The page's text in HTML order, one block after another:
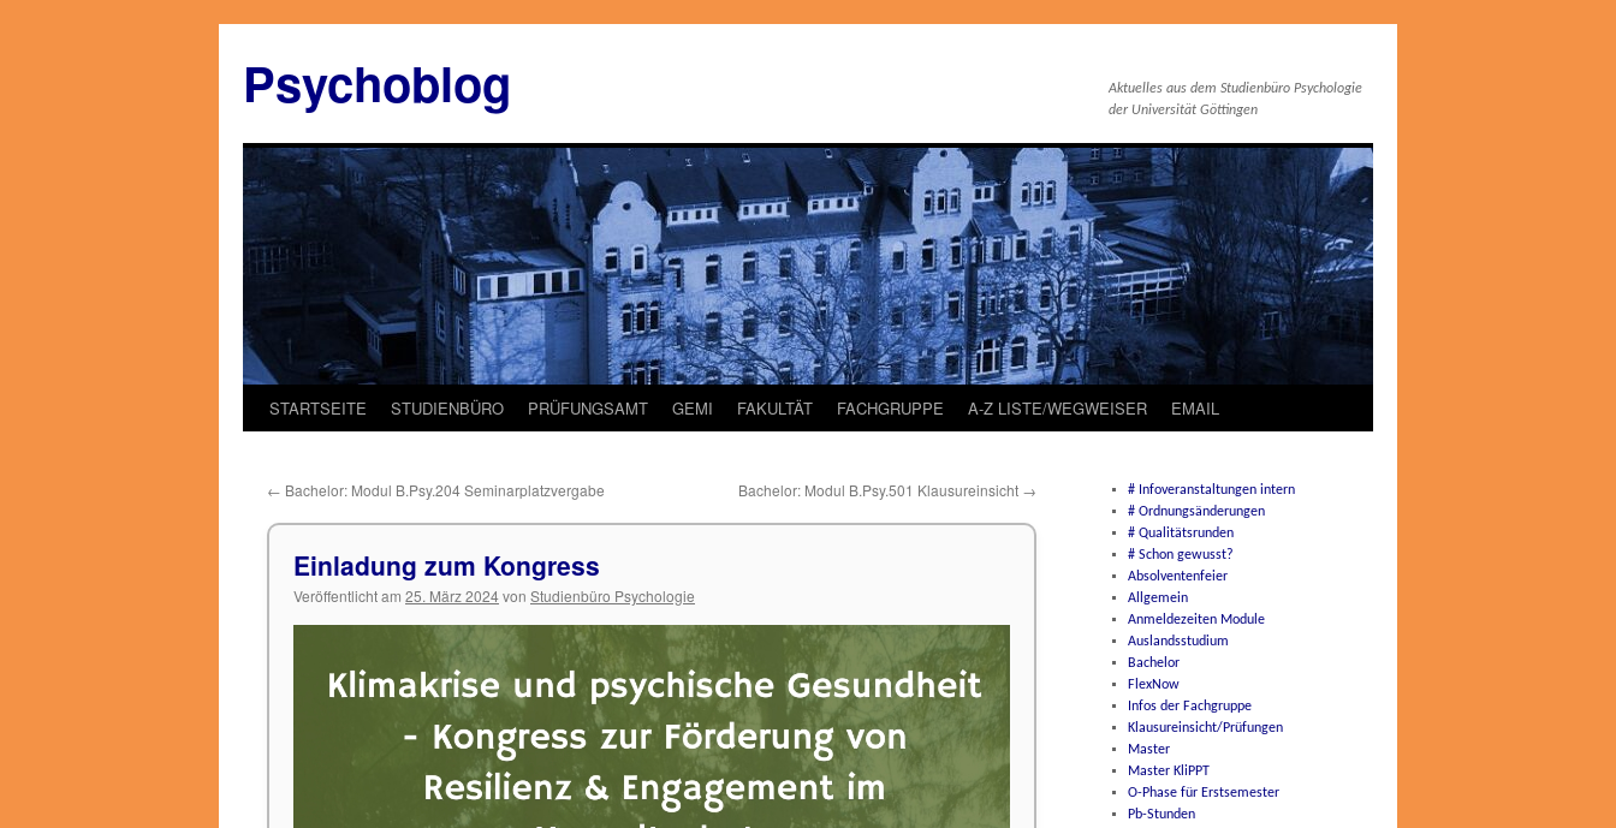
springen
Psychoblog
Aktuelles aus dem Studienbüro Psychologie
der Universität Göttingen
STARTSEITE STUDIENBÜRO PRÜFUNGSAMT GEMI FAKULTÄT FACHGRUPPE A-Z LISTE/WEGWEISER EMAIL
← Bachelor: Modul B.Psy.204 Seminarplatzvergabe Bachelor: Modul B.Psy.501 Klausureinsicht →
Einladung zum Kongress
Veröffentlicht am 25. März 2024von Studienbüro Psychologie
# Infoveranstaltungen intern
# Ordnungsänderungen
# Qualitätsrunden
# Schon gewusst?
Absolventenfeier
Allgemein
Anmeldezeiten Module
Auslandsstudium
Bachelor
FlexNow
Infos der Fachgruppe
Klausureinsicht/Prüfungen
Master
Master KliPPT
O-Phase für Erstsemester
Pb-Stunden